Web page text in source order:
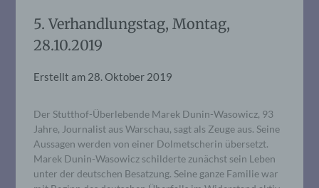
5. Verhandlungstag, Montag,
28.10.2019
Erstellt am 28. Oktober 2019
Der Stutthof-Überlebende Marek Dunin-Wasowicz, 93
Jahre, Journalist aus Warschau, sagt als Zeuge aus. Seine
Aussagen werden von einer Dolmetscherin übersetzt.
Marek Dunin-Wasowicz schilderte zunächst sein Leben
unter der deutschen Besatzung. Seine ganze Familie war